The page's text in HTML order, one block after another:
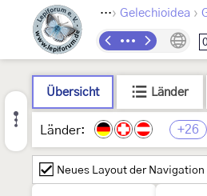
Lepidoptera › Gelechioidea ›
Übersicht Länder
Länder: +26
Neues Layout der Navigation